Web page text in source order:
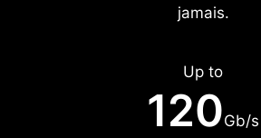
jamais.
Up to
120Gb/s